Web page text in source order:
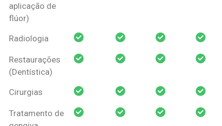
aplicação de
flúor)
Radiologia
Restaurações
(Dentística)
Cirurgias
Tratamento de